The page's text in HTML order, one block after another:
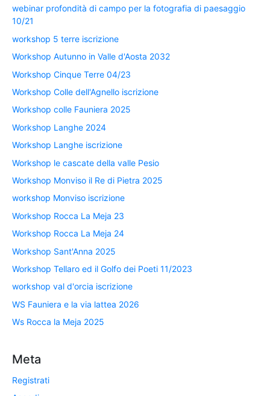
webinar profondità di campo per la fotografia di paesaggio
10/21
workshop 5 terre iscrizione
Workshop Autunno in Valle d'Aosta 2032
Workshop Cinque Terre 04/23
Workshop Colle dell'Agnello iscrizione
Workshop colle Fauniera 2025
Workshop Langhe 2024
Workshop Langhe iscrizione
Workshop le cascate della valle Pesio
Workshop Monviso il Re di Pietra 2025
workshop Monviso iscrizione
Workshop Rocca La Meja 23
Workshop Rocca La Meja 24
Workshop Sant'Anna 2025
Workshop Tellaro ed il Golfo dei Poeti 11/2023
workshop val d'orcia iscrizione
WS Fauniera e la via lattea 2026
Ws Rocca la Meja 2025
Meta
Registrati